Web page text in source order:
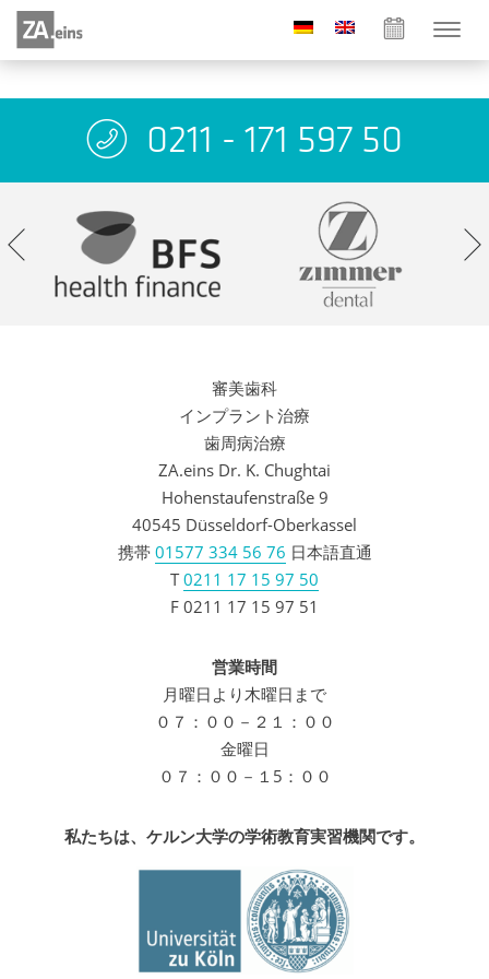
0211 - 171 597 50
審美歯科
インプラント治療
歯周病治療
ZA.eins Dr. K. Chughtai
Hohenstaufenstraße 9
40545 Düsseldorf-Oberkassel
携帯 01577 334 56 76 日本語直通
T0211 17 15 97 50
F 0211 17 15 97 51
営業時間
月曜日より木曜日まで
０７：００－２１：００
金曜日
０７：００－１5：００
私たちは、ケルン大学の学術教育実習機関です。